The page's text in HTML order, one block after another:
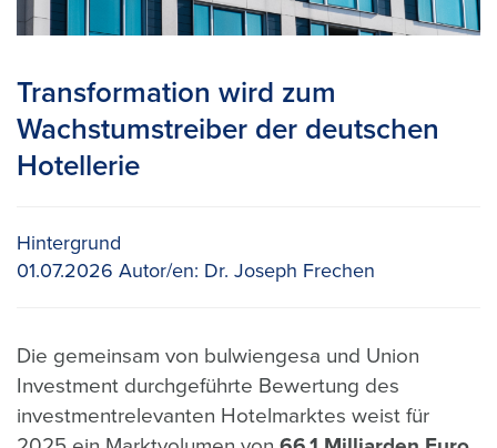
Transformation wird zum
Wachstumstreiber der deutschen
Hotellerie
Hintergrund
01.07.2026 Autor/en: Dr. Joseph Frechen
Die gemeinsam von bulwiengesa und Union
Investment durchgeführte Bewertung des
investmentrelevanten Hotelmarktes weist für